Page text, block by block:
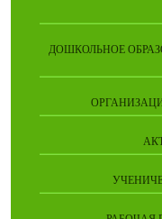
ДОШКОЛЬНОЕ